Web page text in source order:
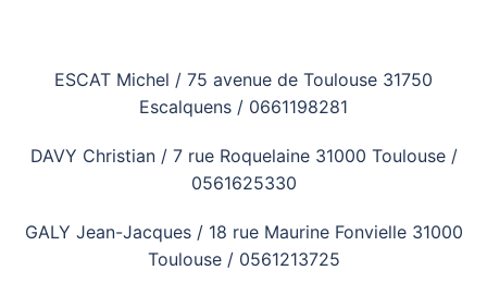
ESCAT Michel / 75 avenue de Toulouse 31750
Escalquens / 0661198281
DAVY Christian / 7 rue Roquelaine 31000 Toulouse /
0561625330
GALY Jean-Jacques / 18 rue Maurine Fonvielle 31000
Toulouse / 0561213725